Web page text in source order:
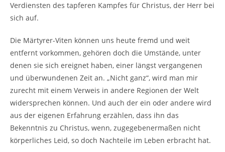
Verdiensten des tapferen Kampfes für Christus, der Herr bei
sich auf.
Die Märtyrer-Viten können uns heute fremd und weit
entfernt vorkommen, gehören doch die Umstände, unter
denen sie sich ereignet haben, einer längst vergangenen
und überwundenen Zeit an. „Nicht ganz“, wird man mir
zurecht mit einem Verweis in andere Regionen der Welt
widersprechen können. Und auch der ein oder andere wird
aus der eigenen Erfahrung erzählen, dass ihn das
Bekenntnis zu Christus, wenn, zugegebenermaßen nicht
körperliches Leid, so doch Nachteile im Leben erbracht hat.